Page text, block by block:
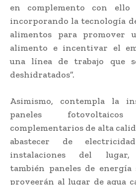
en complemento con ello
incorporando la tecnología
alimentos para promover
alimento e incentivar el
una línea de trabajo que
deshidratados”.
Asimismo, contempla la
paneles
complementarios de alta
abastecer de
instalaciones del lugar,
también paneles de
proveerán al lugar de agua